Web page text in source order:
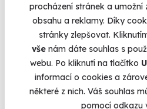
procházení stránek a umožní
obsahu a reklamy. Díky
stránky zlepšovat.
vše nám dáte souhlas s
webu. Po kliknutí na tlačítko
informací o cookies a
některé z nich. Váš souhlas
pomocí odkazu
Volný termín už 12. 09. 2026